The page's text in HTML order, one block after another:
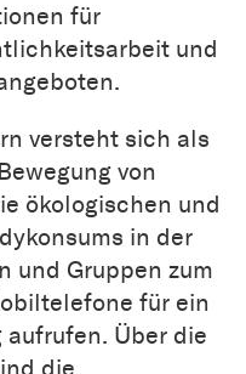
für
und
versteht sich als
von
ökologischen und
in der
und Gruppen zum
für ein
Über die
die